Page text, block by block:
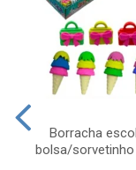
Borracha
bolsa/